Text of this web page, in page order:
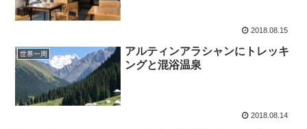
2018.08.15
世界一周
アルティンアラシャンにトレッキ
ングと混浴温泉
2018.08.14